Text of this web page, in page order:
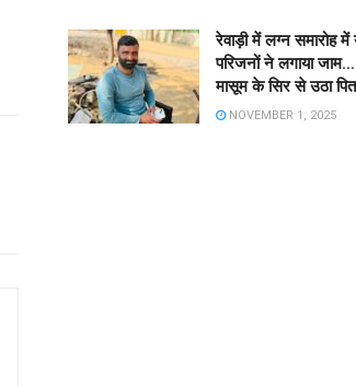
रेवाड़ी में लग्न समारोह
परिजनों ने लगाया
मासूम के सिर से उठा
NOVEMBER 1, 2025